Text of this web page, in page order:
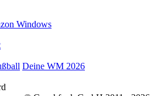
Windows
Deine WM 2026